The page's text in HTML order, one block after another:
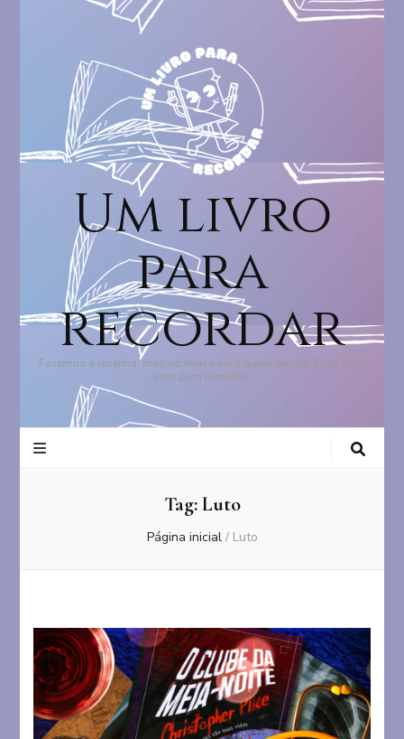
Um livro
para
recordar
Fazemos a resenha, mas no final é você quem decide: Esse é um
livro para recordar?
Tag:Luto
Página inicial / Luto